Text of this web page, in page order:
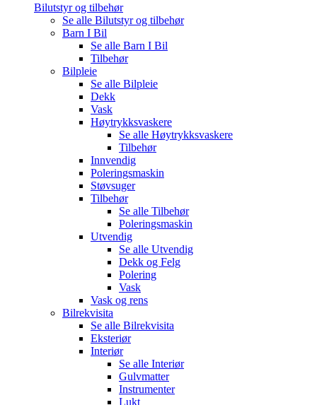
Bilutstyr og tilbehør
Se alle Bilutstyr og tilbehør
Barn I Bil
Se alle Barn I Bil
Tilbehør
Bilpleie
Se alle Bilpleie
Dekk
Vask
Høytrykksvaskere
Se alle Høytrykksvaskere
Tilbehør
Innvendig
Poleringsmaskin
Støvsuger
Tilbehør
Se alle Tilbehør
Poleringsmaskin
Utvendig
Se alle Utvendig
Dekk og Felg
Polering
Vask
Vask og rens
Bilrekvisita
Se alle Bilrekvisita
Eksteriør
Interiør
Se alle Interiør
Gulvmatter
Instrumenter
Lukt